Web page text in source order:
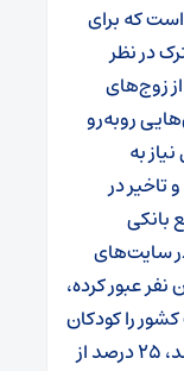
که برای
در نظر
زوج‌های
روبه‌رو
به
تاخیر در
بانکی
سایت‌های
از مرز ۸۵ میلیون نفر عبور کرده،
جمعیت کشور را کودکان
و نوجوانان زیر ۱۵ سال تشکیل می‌دهند، ۲۵ درصد از